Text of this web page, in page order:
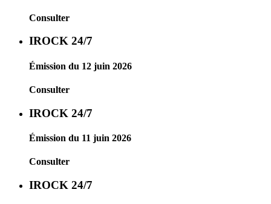
Consulter
IROCK 24/7
Émission du 12 juin 2026
Consulter
IROCK 24/7
Émission du 11 juin 2026
Consulter
IROCK 24/7